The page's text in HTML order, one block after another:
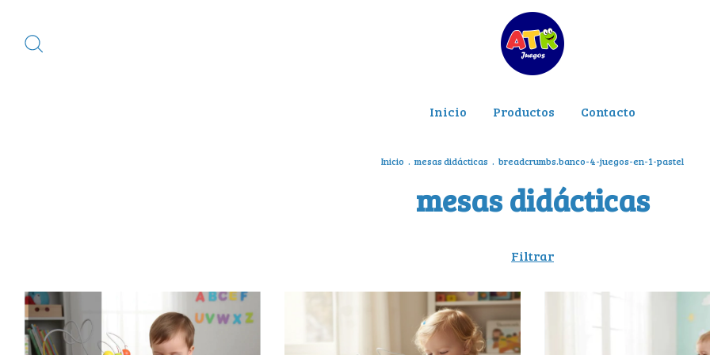
Inicio Productos Contacto
Inicio . mesas didácticas . breadcrumbs.banco-4-juegos-en-1-pastel
mesas didácticas
Filtrar